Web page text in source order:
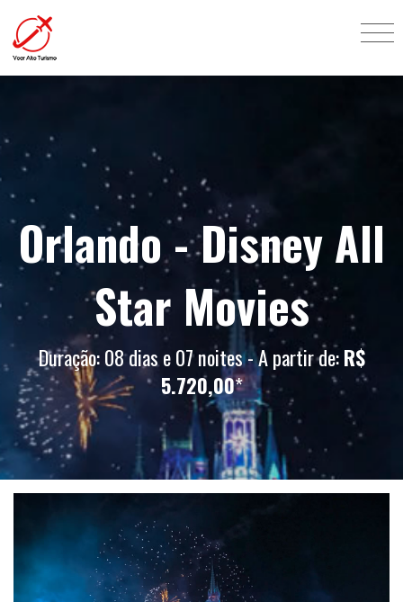
Orlando - Disney All
Star Movies
Duração: 08 dias e 07 noites - A partir de:R$
5.720,00*